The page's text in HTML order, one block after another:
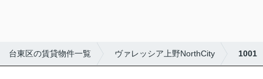
台東区の賃貸物件一覧 ヴァレッシア上野NorthCity 1001